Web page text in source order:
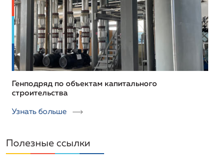
Генподряд по объектам капитального
строительства
Узнать больше
Полезные ссылки